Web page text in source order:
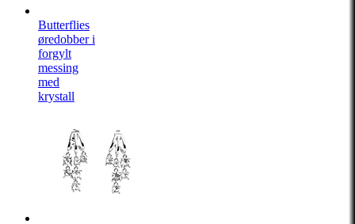
Butterflies
øredobber i
forgylt
messing
med
krystall